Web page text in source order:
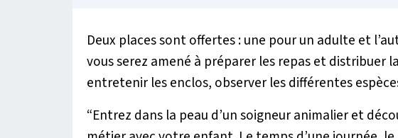
Deux places sont offertes : une pour un adulte et
vous serez amené à préparer les repas et distribuer
entretenir les enclos, observer les différentes
“Entrez dans la peau d’un soigneur animalier et